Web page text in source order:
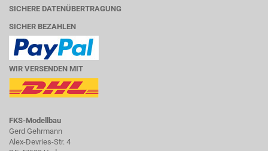
SICHERE DATENÜBERTRAGUNG
SICHER BEZAHLEN
WIR VERSENDEN MIT
FKS-Modellbau
Gerd Gehrmann
Alex-Devries-Str. 4